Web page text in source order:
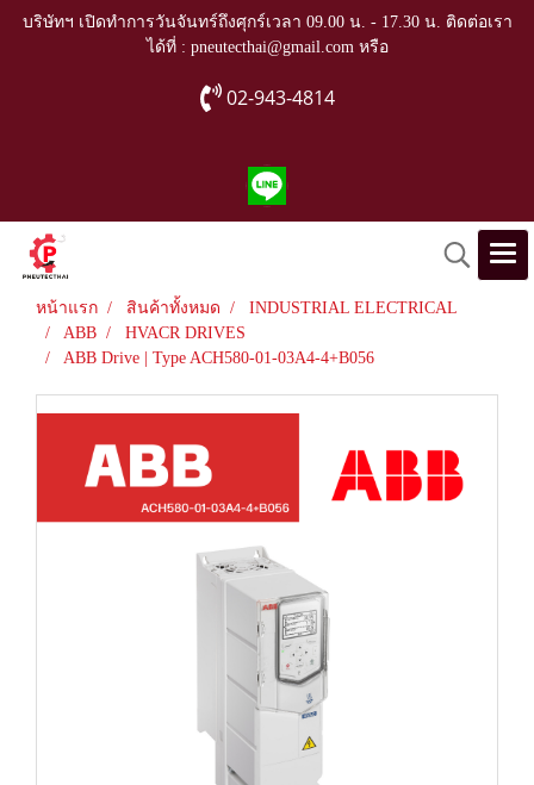
บริษัทฯ เปิดทำการวันจันทร์ถึงศุกร์เวลา 09.00 น. - 17.30 น. ติดต่อเรา
ได้ที่ : pneutecthai@gmail.com หรือ
02-943-4814
หน้าแรก สินค้าทั้งหมด
INDUSTRIAL ELECTRICAL
ABB
HVACR DRIVES
ABB Drive | Type ACH580-01-03A4-4+B056